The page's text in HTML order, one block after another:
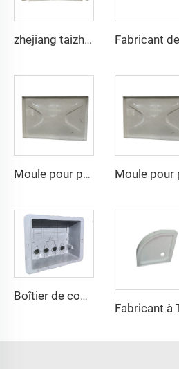
zhejiang taizhou SMC BMC presse à compression matrices progressives Matricage outillage pour outillage de pièces automobiles
Moule pour panneau d'eau SMC à la vente, moule de compression SMC avec prix compétitif
Boîtier de compteur extérieur boîte de distribution en plastique moule coque en plastique composite compression moule taizhou